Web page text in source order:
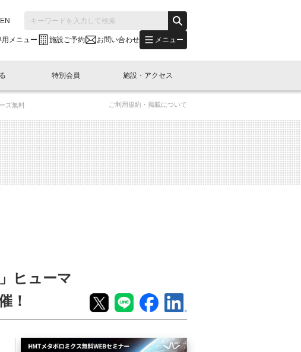
EN
メニュー 施設ご予約 お問い合わせ メニュー
特別会員開催
出展・参加
What's "LINK-BioBAY TOKYO"？
会報誌 (News Letter)
日本橋コラム
ニュース・事業紹介
イベント
What’s LINK-J WEST
事業内容
GTB日本橋エリアについて
特別会員
入会申し込み
施設・アクセス
施設ご予約
ズ無料
ご利用規約・掲載について
ヒューマ
！